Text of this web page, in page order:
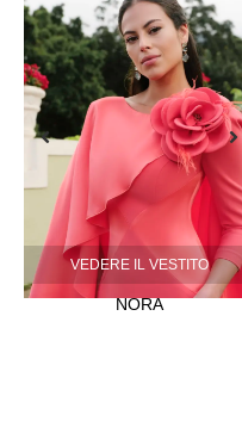
VEDERE IL VESTITO
NORA